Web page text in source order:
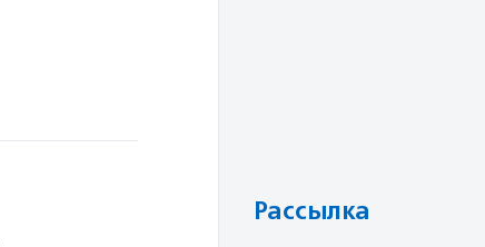
Рассылка